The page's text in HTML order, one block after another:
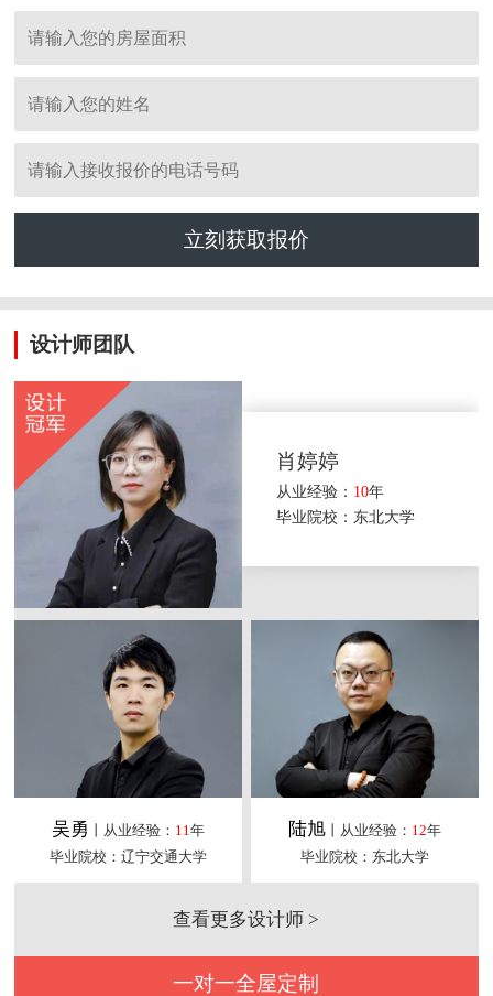
立刻获取报价
设计师团队
肖婷婷
从业经验： 10年
毕业院校：东北大学
吴勇 丨从业经验： 11年
毕业院校：辽宁交通大学
陆旭丨从业经验： 12年
毕业院校：东北大学
查看更多设计师 >
一对一全屋定制